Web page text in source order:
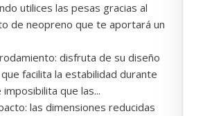
utilices las pesas gracias al
de neopreno que te aportará un
disfruta de su diseño
facilita la estabilidad durante
que las...
las dimensiones reducidas